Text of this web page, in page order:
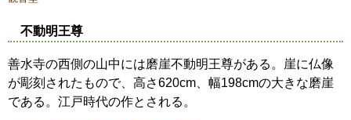
不動明王尊
善水寺の西側の山中には磨崖不動明王尊がある。崖に仏像
が彫刻されたもので、高さ620cm、幅198cmの大きな磨崖
である。江戸時代の作とされる。